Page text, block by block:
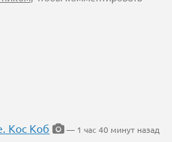
Кос Коб
— 1 час 40 минут назад